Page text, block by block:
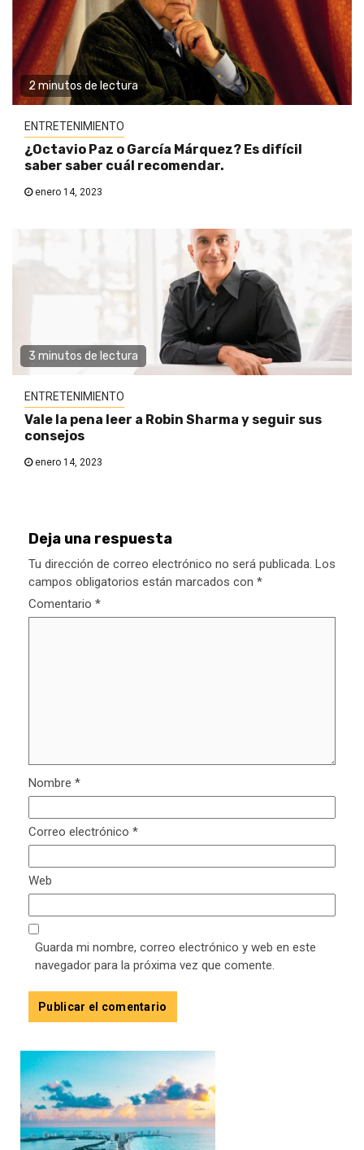
2 minutos de lectura
ENTRETENIMIENTO
¿Octavio Paz o García Márquez? Es difícil
saber saber cuál recomendar.
enero 14, 2023
3 minutos de lectura
ENTRETENIMIENTO
Vale la pena leer a Robin Sharma y seguir sus
consejos
enero 14, 2023
Deja una respuesta
Tu dirección de correo electrónico no será publicada. Los
campos obligatorios están marcados con *
Comentario *
Nombre *
Correo electrónico *
Web
Guarda mi nombre, correo electrónico y web en este
navegador para la próxima vez que comente.